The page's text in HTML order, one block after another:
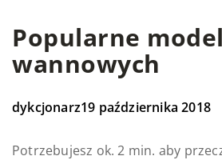
Popularne
wannowych
dykcjonarz19 października 2018
Potrzebujesz ok. 2 min. aby